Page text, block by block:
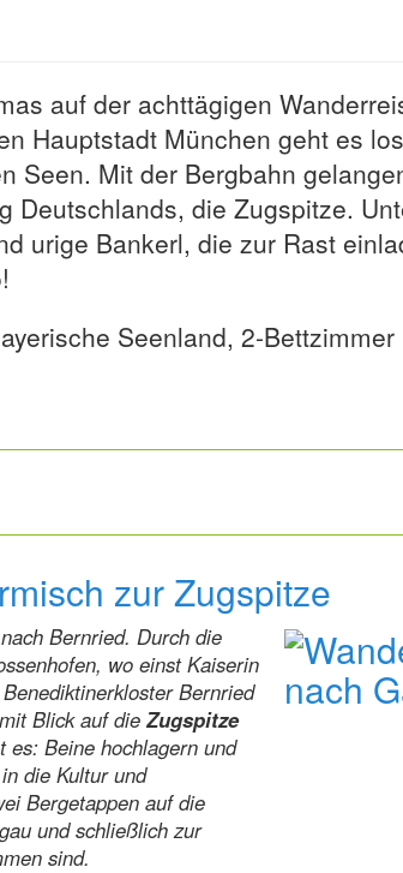
auf der achttägigen
Hauptstadt München geht es
Seen. Mit der Bergbahn
die Zugspitze.
urige Bankerl, die zur Rast
Seenland, 2-
zur Zugspitze
Bernried. Durch die
wo einst Kaiserin
Bernried
Blick auf die Zugspitze
es: Beine hochlagern und
die Kultur und
Bergetappen auf die
und schließlich zur
sind.